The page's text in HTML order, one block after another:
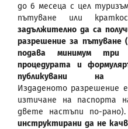
до 6 месеца с цел
пътуване или
задължително да са
разрешение за пътуване
подава минимум три
процедурата и
публикувани на
Издаденото разрешение
изтичане на паспорта
двете настъпи по-
инструктирани да не